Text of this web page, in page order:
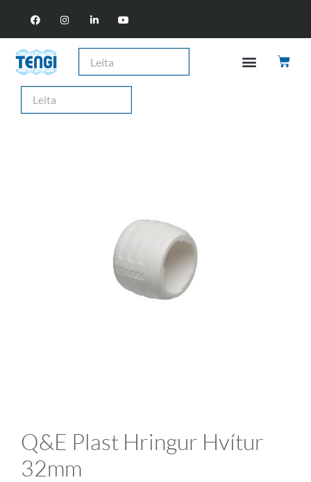
Q&E Plast Hringur Hvítur
32mm